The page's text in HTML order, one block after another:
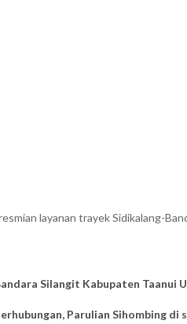
layanan trayek Sidikalang-
Silangit Kabupaten Taanui
Parulian Sihombing di